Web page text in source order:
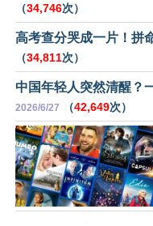
（34,746次）
高考查分哭成一片！拼
（34,811次）
中国年轻人突然清醒？
2026/6/27 （42,649次）